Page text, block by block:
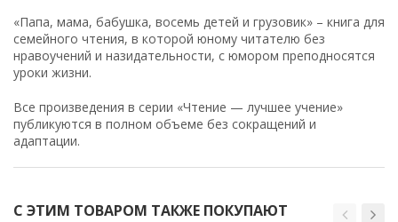
«Папа, мама, бабушка, восемь детей и грузовик» – книга для
семейного чтения, в которой юному читателю без
нравоучений и назидательности, с юмором преподносятся
уроки жизни.
Все произведения в серии «Чтение — лучшее учение»
публикуются в полном объеме без сокращений и
адаптации.
С ЭТИМ ТОВАРОМ ТАКЖЕ ПОКУПАЮТ